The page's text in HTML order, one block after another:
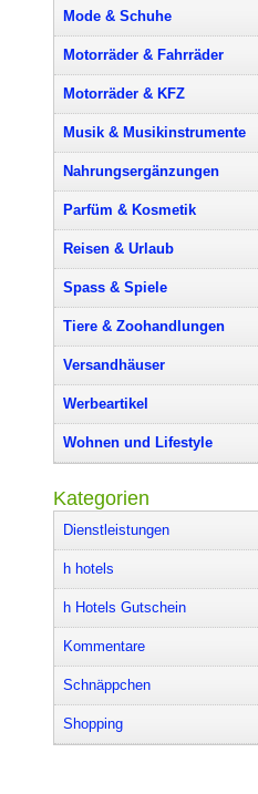
Mode & Schuhe
Motorräder & Fahrräder
Motorräder & KFZ
Musik & Musikinstrumente
Nahrungsergänzungen
Parfüm & Kosmetik
Reisen & Urlaub
Spass & Spiele
Tiere & Zoohandlungen
Versandhäuser
Werbeartikel
Wohnen und Lifestyle
Kategorien
Dienstleistungen
h hotels
h Hotels Gutschein
Kommentare
Schnäppchen
Shopping